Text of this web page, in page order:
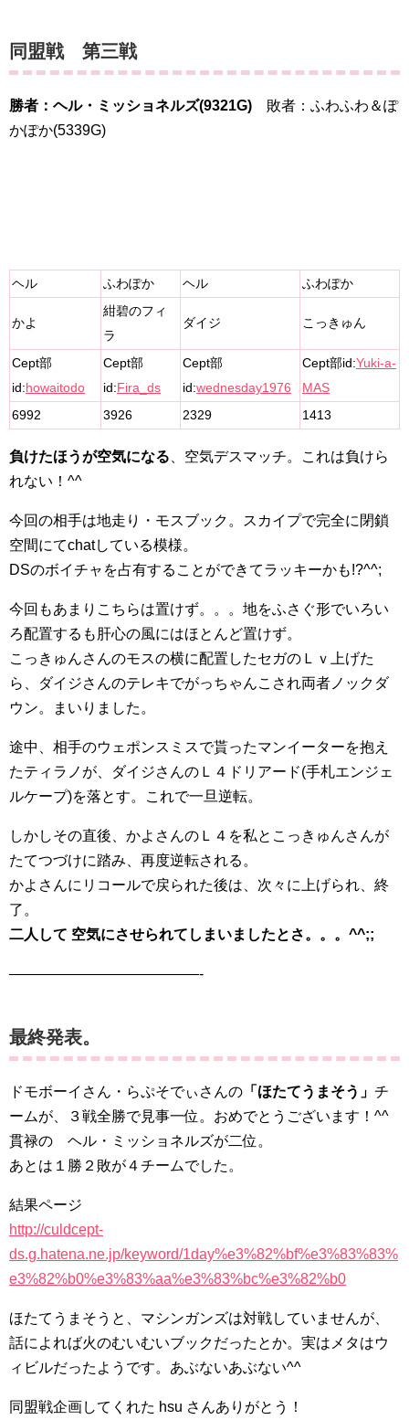
同盟戦 第三戦
勝者：ヘル・ミッショネルズ(9321G) 敗者：ふわふわ＆ぽ
かぽか(5339G)
ヘル ふわぽか ヘル ふわぽか
かよ
紺碧のフィ
ラ
ダイジ こっきゅん
Cept部
id: howaitodo
Cept部
id: Fira_ds
Cept部
id:wednesday1976
Cept部id:Yuki-a-
MAS
6992
3926 2329 1413
負けたほうが空気になる 、空気デスマッチ。これは負けら
れない！^^
今回の相手は地走り・モスブック。スカイプで完全に閉鎖
空間にてchatしている模様。
DSのボイチャを占有することができてラッキーかも!?^^;
今回もあまりこちらは置けず。。。地をふさぐ形でいろい
ろ配置するも肝心の風にはほとんど置けず。
こっきゅんさんのモスの横に配置したセガのＬｖ上げた
ら、ダイジさんのテレキでがっちゃんこされ両者ノックダ
ウン。まいりました。
途中、相手のウェポンスミスで貰ったマンイーターを抱え
たティラノが、ダイジさんのＬ４ドリアード(手札エンジェ
ルケープ)を落とす。これで一旦逆転。
しかしその直後、かよさんのＬ４を私とこっきゅんさんが
たてつづけに踏み、再度逆転される。
かよさんにリコールで戻られた後は、次々に上げられ、終
了。
二人して 空気にさせられてしまいましたとさ。。。^^;;
—————————————-
最終発表。
ドモボーイさん・らぷそでぃさんの 「ほたてうまそう」 チ
ームが、３戦全勝で見事一位。おめでとうございます！^^
貫禄の ヘル・ミッショネルズが二位。
あとは１勝２敗が４チームでした。
結果ページ
http://culdcept-
ds.g.hatena.ne.jp/keyword/1day%e3%82%bf%e3%83%83%
e3%82%b0%e3%83%aa%e3%83%bc%e3%82%b0
ほたてうまそうと、マシンガンズは対戦していませんが、
話によれば火のむいむいブックだったとか。実はメタはウ
ィビルだったようです。あぶないあぶない^^
同盟戦企画してくれた hsu さんありがとう！